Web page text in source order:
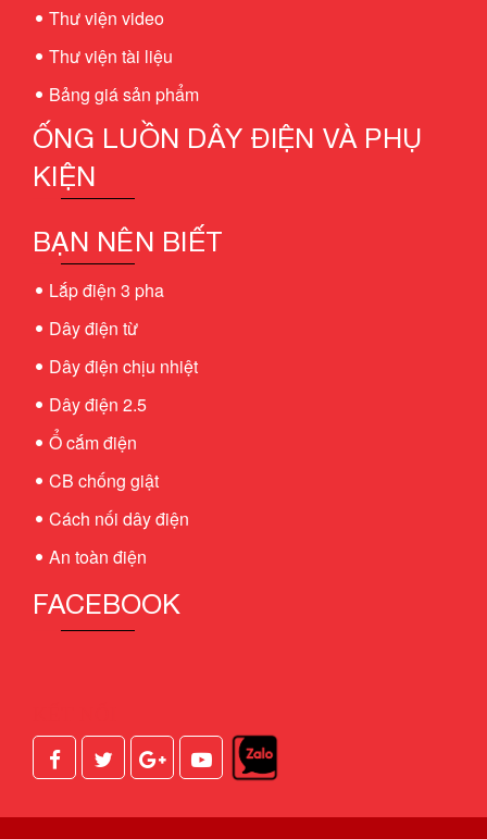
Thư viện video
Thư viện tài liệu
Bảng giá sản phẩm
ỐNG LUỒN DÂY ĐIỆN VÀ PHỤ
KIỆN
BẠN NÊN BIẾT
Lắp điện 3 pha
Dây điện từ
Dây điện chịu nhiệt
Dây điện 2.5
Ổ cắm điện
CB chống giật
Cách nối dây điện
An toàn điện
FACEBOOK